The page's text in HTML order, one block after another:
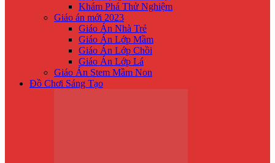
Khám Phá Thử Nghiệm
Giáo án mới 2023
Giáo Án Nhà Trẻ
Giáo Án Lớp Mầm
Giáo Án Lớp Chồi
Giáo Án Lớp Lá
Giáo Án Stem Mầm Non
Đồ Chơi Sáng Tạo